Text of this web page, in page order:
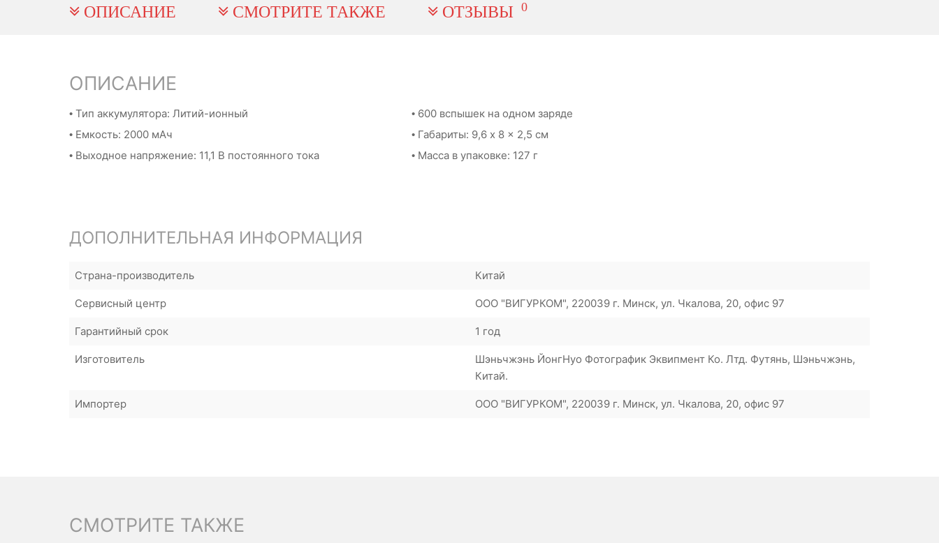
ОПИСАНИЕ СМОТРИТЕ ТАКЖЕ ОТЗЫВЫ 0
ОПИСАНИЕ
• Тип аккумулятора: Литий-ионный
• Емкость: 2000 мАч
• Выходное напряжение: 11,1 В постоянного тока
• 600 вспышек на одном заряде
• Габариты: 9,6 x 8 x 2,5 см
• Масса в упаковке: 127 г
ДОПОЛНИТЕЛЬНАЯ ИНФОРМАЦИЯ
Страна-производитель Китай
Сервисный центр ООО "ВИГУРКОМ", 220039 г. Минск, ул. Чкалова, 20, офис 97
Гарантийный срок 1 год
Изготовитель
Шэньчжэнь ЙонгНуо Фотографик Эквипмент Ко. Лтд. Футянь, Шэньчжэнь,
Китай.
Импортер ООО "ВИГУРКОМ", 220039 г. Минск, ул. Чкалова, 20, офис 97
СМОТРИТЕ ТАКЖЕ